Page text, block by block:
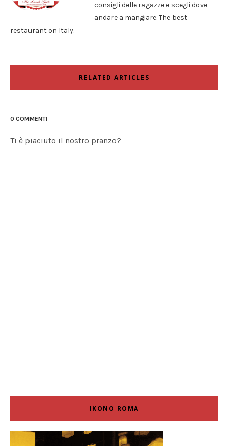
consigli delle ragazze e scegli dove
andare a mangiare. The best
restaurant on Italy.
RELATED ARTICLES
0 COMMENTI
Ti è piaciuto il nostro pranzo?
IKONO ROMA